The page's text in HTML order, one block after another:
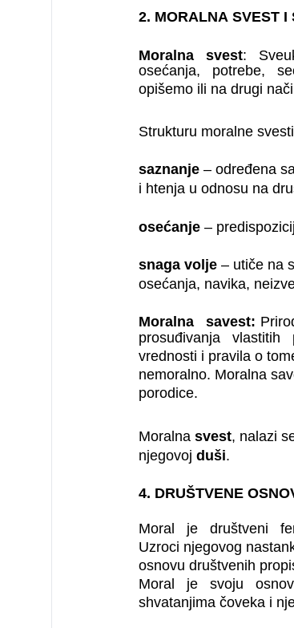
2. MORALNA SVEST I
Moralna svest:
osećanja, potrebe,
opišemo ili na drugi
Strukturu moralne
saznanje – određena
i htenja u odnosu na
osećanje –
snaga volje – utiče na
osećanja, navika,
Moralna savest:
prosuđivanja
vrednosti i pravila o
nemoralno. Moralna
porodice.
Moralna svest, nalazi
njegovoj duši.
4. DRUŠTVENE
Moral je društveni
Uzroci njegovog
osnovu društvenih
Moral je svoju
shvatanjima čoveka i